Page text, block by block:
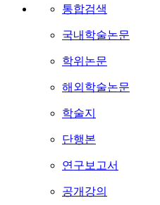
통합검색
국내학술논문
학위논문
해외학술논문
학술지
단행본
연구보고서
공개강의